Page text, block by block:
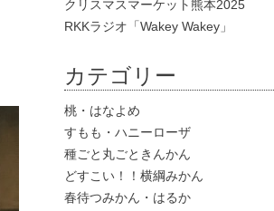
クリスマスマーケット熊本2025
RKKラジオ「Wakey Wakey」
カテゴリー
桃・はなよめ
すもも・ハニーローザ
種ごと丸ごときんかん
どすこい！！横綱みかん
春待つみかん・はるか